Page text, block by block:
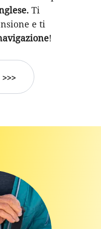
Ti
e ti
!